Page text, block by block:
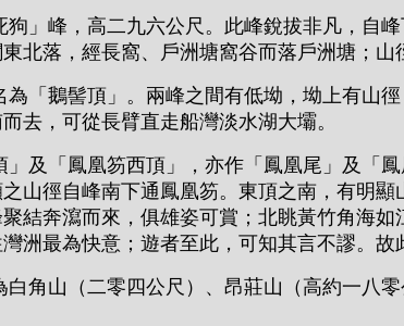
」峰，高二九六公尺。此峰銳拔非凡，自
北落，經長窩、戶洲塘窩谷而落戶洲塘；山
「鵝髻頂」。兩峰之間有低坳，坳上有山
去，可從長臂直走船灣淡水湖大壩。
及「鳳凰笏西頂」，亦作「鳳凰尾」及「
山徑自峰南下通鳳凰笏。東頂之南，有明
結奔瀉而來，俱雄姿可賞；北眺黃竹角海
洲最為快意；遊者至此，可知其言不謬。故
角山（二零四公尺）、昂莊山（高約一八